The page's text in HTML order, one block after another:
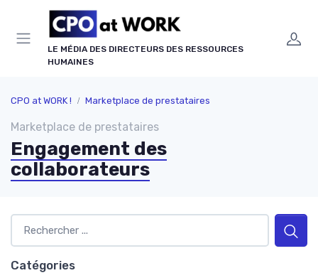
LE MÉDIA DES DIRECTEURS DES RESSOURCES
HUMAINES
CPO at WORK ! Marketplace de prestataires
Marketplace de prestataires
Engagement des
collaborateurs
Catégories
Panneau de gestion des cookies